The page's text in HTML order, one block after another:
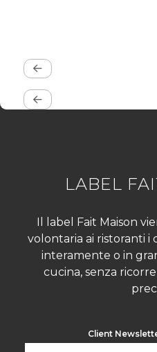
LABEL
Il label Fait Maison
volontaria ai ristoranti i
interamente o in
cucina, senza
Client